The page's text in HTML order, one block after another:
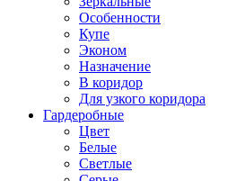
Особенности
Купе
Эконом
Назначение
В коридор
Для узкого коридора
Гардеробные
Цвет
Белые
Светлые